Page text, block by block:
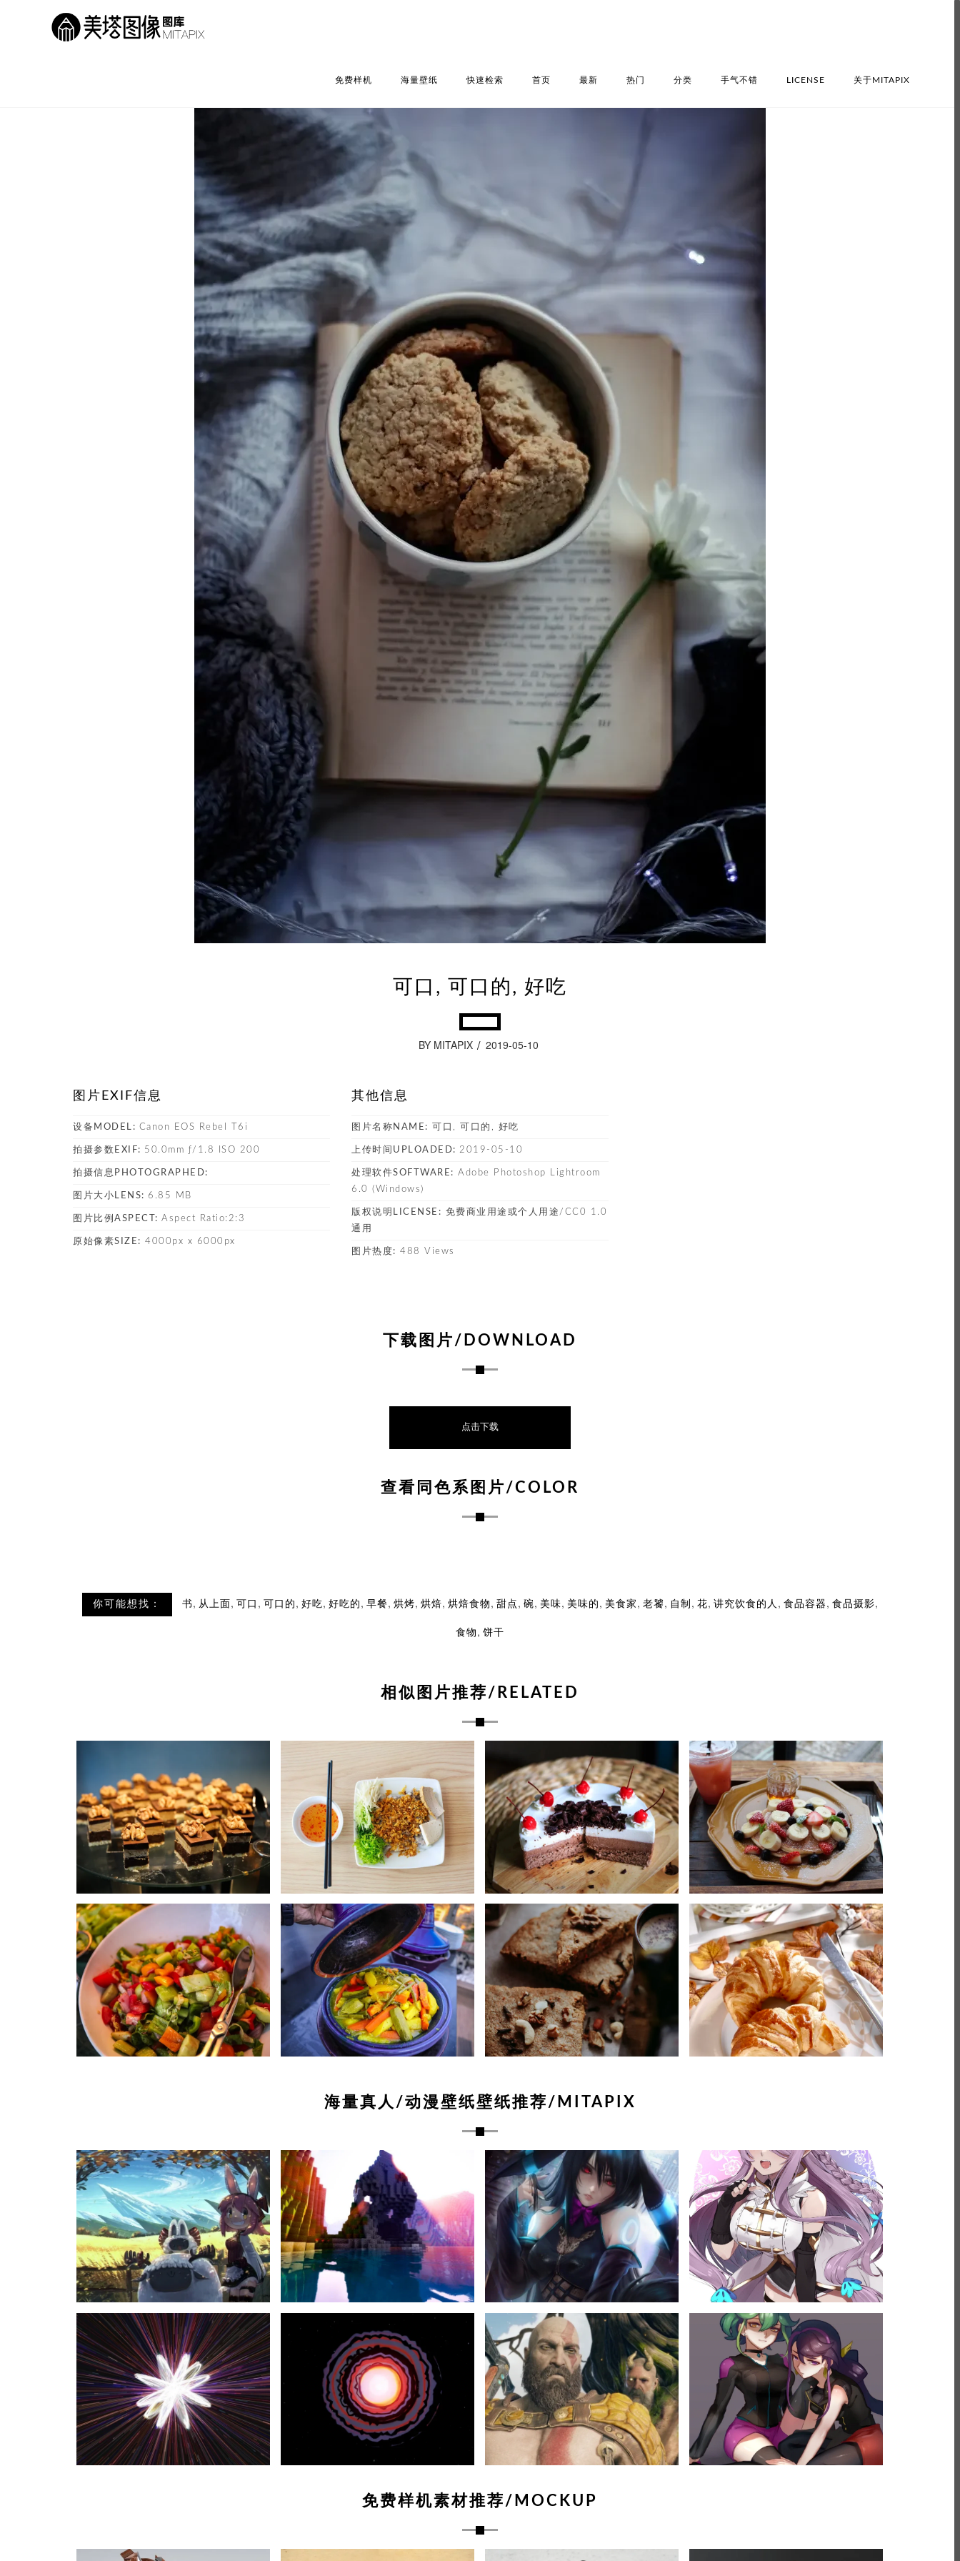
免费样机 海量壁纸 快速检索 首页 最新 热门 分类 手气不错 LICENSE 关于MITAPIX
可口, 可口的, 好吃
BY MITAPIX 2019-05-10
图片EXIF信息
设备MODEL: Canon EOS Rebel T6i
拍摄参数EXIF: 50.0mm ƒ/1.8 ISO 200
拍摄信息PHOTOGRAPHED:
图片大小LENS: 6.85 MB
图片比例ASPECT: Aspect Ratio:2:3
原始像素SIZE: 4000px x 6000px
其他信息
图片名称NAME: 可口, 可口的, 好吃
上传时间UPLOADED: 2019-05-10
处理软件SOFTWARE: Adobe Photoshop Lightroom
6.0 (Windows)
版权说明LICENSE: 免费商业用途或个人用途/CC0 1.0
通用
图片热度: 488 Views
下载图片/DOWNLOAD
点击下载
查看同色系图片/COLOR
你可能想找： 书 , 从上面 , 可口 , 可口的 , 好吃, 好吃的 , 早餐 , 烘烤, 烘焙, 烘焙食物 , 甜点 , 碗, 美味, 美味的 , 美食家 , 老饕 , 自制 , 花, 讲究饮食的人 , 食品容器 , 食品摄影,
食物 , 饼干
相似图片推荐/RELATED
海量真人/动漫壁纸壁纸推荐/MITAPIX
免费样机素材推荐/MOCKUP